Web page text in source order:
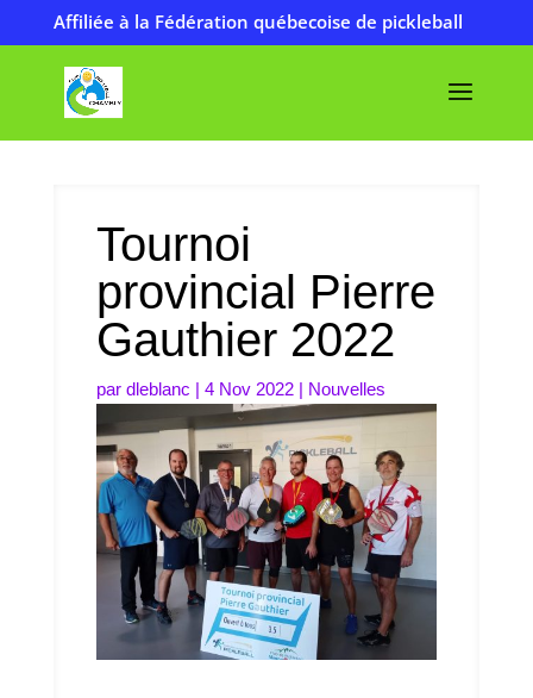
Affiliée à la Fédération québecoise de pickleball
Tournoi
provincial Pierre
Gauthier 2022
par dleblanc | 4 Nov 2022| Nouvelles